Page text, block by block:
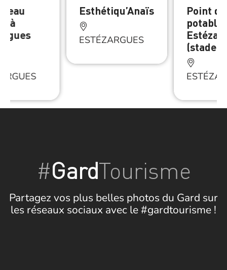
à
Esthétiqu’Anaïs
ESTÉZARGUES
Point
potable
(stade)
#GardTourisme
Partagez vos plus belles photos du Gard sur
les réseaux sociaux avec le #gardtourisme !